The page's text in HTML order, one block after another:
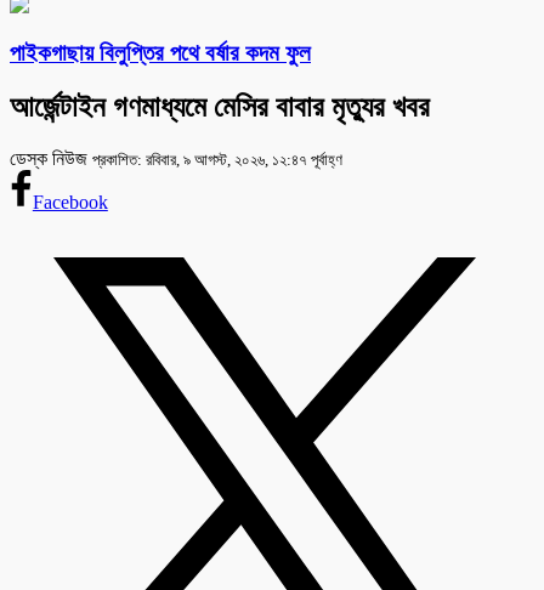
পাইকগাছায় বিলুপ্তির পথে বর্ষার কদম ফুল
আর্জেন্টাইন গণমাধ্যমে মেসির বাবার মৃত্যুর খবর
ডেস্ক নিউজ প্রকাশিত: রবিবার, ৯ আগস্ট, ২০২৬, ১২:৪৭ পূর্বাহ্ণ
Facebook